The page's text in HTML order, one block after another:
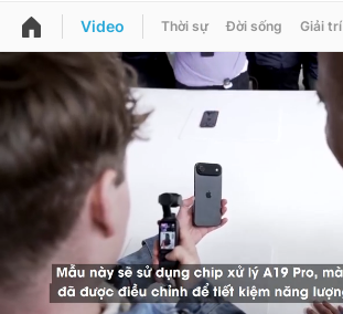
QUẢNG CÁO
Chuyên mục
Chuyên mục khác
Chào ngày mới Tin 24h
Thông tin tài khoản
Đổi mật khẩu
Tin đã lưu
Tin đã xem
Video Thời sự Đời sống Giải trí